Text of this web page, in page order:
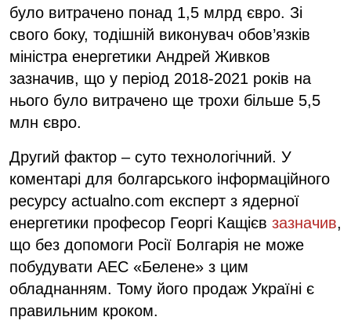
було витрачено понад 1,5 млрд євро. Зі
свого боку, тодішній виконувач обов’язків
міністра енергетики Андрей Живков
зазначив, що у період 2018-2021 років на
нього було витрачено ще трохи більше 5,5
млн євро.
Другий фактор – суто технологічний. У
коментарі для болгарського інформаційного
ресурсу actualno.com експерт з ядерної
енергетики професор Георгі Кащієв зазначив,
що без допомоги Росії Болгарія не може
побудувати АЕС «Белене» з цим
обладнанням. Тому його продаж Україні є
правильним кроком.